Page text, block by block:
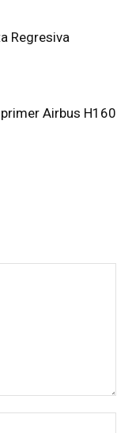
Regresiva
Airbus H160